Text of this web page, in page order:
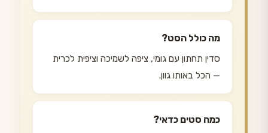
מה כולל הסט?
סדין תחתון עם גומי, ציפה לשמיכה וציפית לכרית
— הכל באותו גוון.
כמה סטים כדאי?